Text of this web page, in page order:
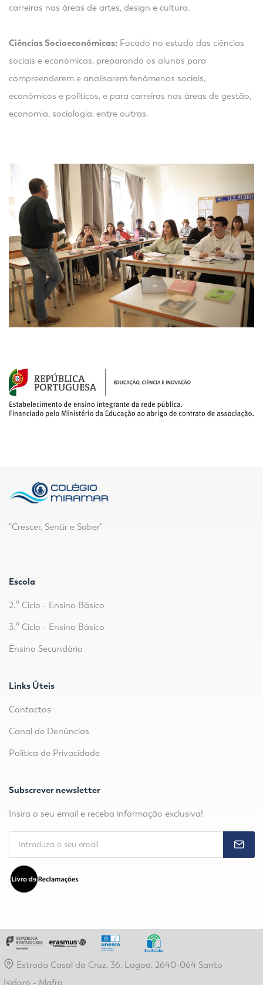
carreiras nas áreas de artes, design e cultura.
Ciências Socioeconómicas: Focado no estudo das ciências
sociais e económicas, preparando os alunos para
compreenderem e analisarem fenómenos sociais,
económicos e políticos, e para carreiras nas áreas de gestão,
economia, sociologia, entre outras.
"Crescer, Sentir e Saber"
Escola
2.º Ciclo - Ensino Básico
3.º Ciclo - Ensino Básico
Ensino Secundário
Links Úteis
Contactos
Canal de Denúncias
Política de Privacidade
Subscrever newsletter
Insira o seu email e receba informação exclusiva!
Estrada Casal da Cruz, 36, Lagoa, 2640-064 Santo
Isidoro - Mafra